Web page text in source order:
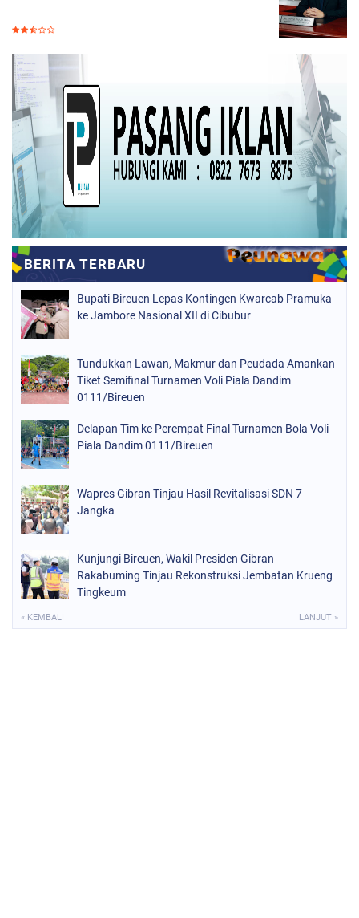
Bupati Bireuen Lepas Kontingen Kwarcab Pramuka
ke Jambore Nasional XII di Cibubur
Tundukkan Lawan, Makmur dan Peudada Amankan
Tiket Semifinal Turnamen Voli Piala Dandim
0111/Bireuen
Delapan Tim ke Perempat Final Turnamen Bola Voli
Piala Dandim 0111/Bireuen
Wapres Gibran Tinjau Hasil Revitalisasi SDN 7
Jangka
Kunjungi Bireuen, Wakil Presiden Gibran
Rakabuming Tinjau Rekonstruksi Jembatan Krueng
Tingkeum
« KEMBALI LANJUT »